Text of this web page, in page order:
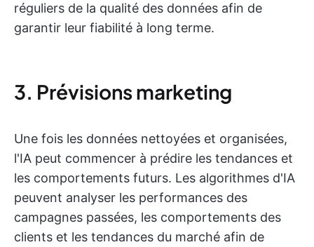
réguliers de la qualité des données afin de
garantir leur fiabilité à long terme.
3. Prévisions marketing
Une fois les données nettoyées et organisées,
l'IA peut commencer à prédire les tendances et
les comportements futurs. Les algorithmes d'IA
peuvent analyser les performances des
campagnes passées, les comportements des
clients et les tendances du marché afin de